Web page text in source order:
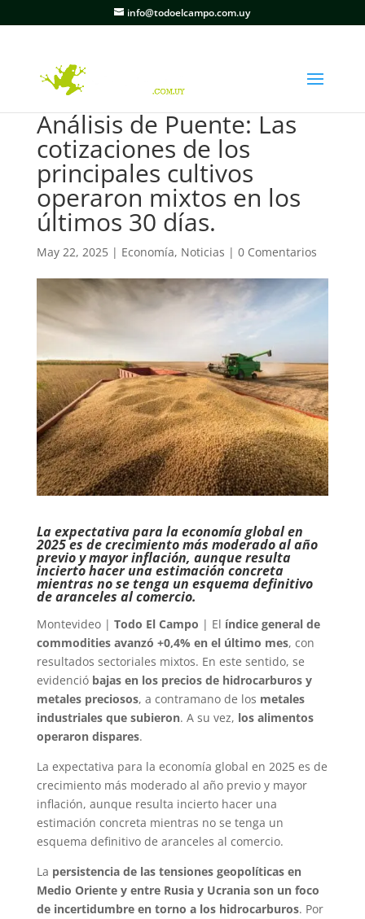
info@todoelcampo.com.uy
Análisis de Puente: Las
cotizaciones de los
principales cultivos
operaron mixtos en los
últimos 30 días.
May 22, 2025| Economía, Noticias | 0 Comentarios
La expectativa para la economía global en
2025 es de crecimiento más moderado al año
previo y mayor inflación, aunque resulta
incierto hacer una estimación concreta
mientras no se tenga un esquema definitivo
de aranceles al comercio.
Montevideo | Todo El Campo | El índice general de
commodities avanzó +0,4% en el último mes, con
resultados sectoriales mixtos. En este sentido, se
evidenció bajas en los precios de hidrocarburos y
metales preciosos, a contramano de los metales
industriales que subieron. A su vez, los alimentos
operaron dispares.
La expectativa para la economía global en 2025 es de
crecimiento más moderado al año previo y mayor
inflación, aunque resulta incierto hacer una
estimación concreta mientras no se tenga un
esquema definitivo de aranceles al comercio.
La persistencia de las tensiones geopolíticas en
Medio Oriente y entre Rusia y Ucrania son un foco
de incertidumbre en torno a los hidrocarburos. Por